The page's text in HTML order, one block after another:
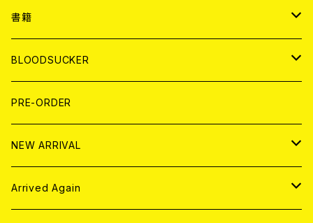
７EP
LP
WORLD
7EP
LP
JAPAN
T-shirt
HOOD
WORLD
T-shirt
HOOD
書籍
MAGAZINE
BOLLOCKS
EL ZINE
写真集 (PHOTOBOOK)
BLOODSUCKER
CD
アナログ
アパレル
PRE-ORDER
NEW ARRIVAL
CD
Arrived Again